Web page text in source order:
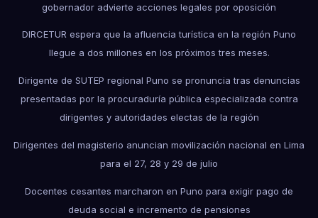
gobernador advierte acciones legales por oposición
DIRCETUR espera que la afluencia turística en la región Puno
llegue a dos millones en los próximos tres meses.
Dirigente de SUTEP regional Puno se pronuncia tras denuncias
presentadas por la procuraduría pública especializada contra
dirigentes y autoridades electas de la región
Dirigentes del magisterio anuncian movilización nacional en Lima
para el 27, 28 y 29 de julio
Docentes cesantes marcharon en Puno para exigir pago de
deuda social e incremento de pensiones